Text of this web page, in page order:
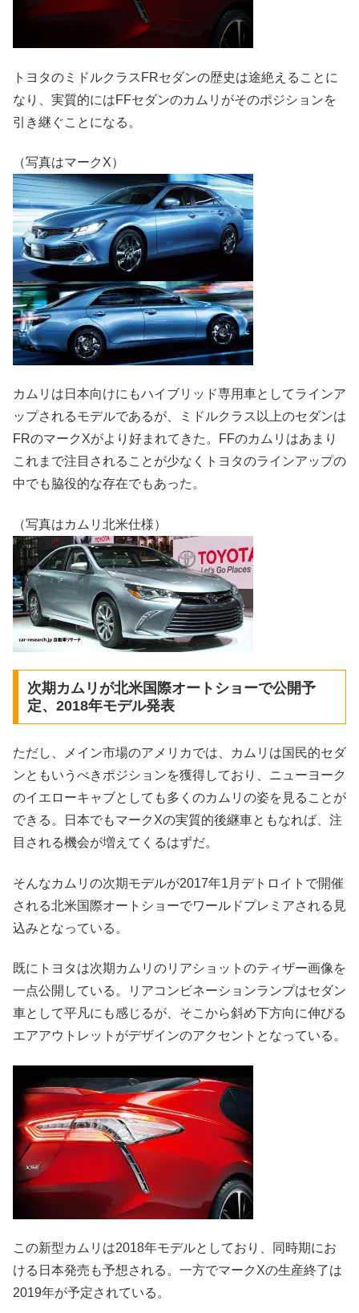
トヨタのミドルクラスFRセダンの歴史は途絶えることに
なり、実質的にはFFセダンのカムリがそのポジションを
引き継ぐことになる。
（写真はマークX）
カムリは日本向けにもハイブリッド専用車としてラインア
ップされるモデルであるが、ミドルクラス以上のセダンは
FRのマークXがより好まれてきた。FFのカムリはあまり
これまで注目されることが少なくトヨタのラインアップの
中でも脇役的な存在でもあった。
（写真はカムリ北米仕様）
次期カムリが北米国際オートショーで公開予
定、2018年モデル発表
ただし、メイン市場のアメリカでは、カムリは国民的セダ
ンともいうべきポジションを獲得しており、ニューヨーク
のイエローキャブとしても多くのカムリの姿を見ることが
できる。日本でもマークXの実質的後継車ともなれば、注
目される機会が増えてくるはずだ。
そんなカムリの次期モデルが2017年1月デトロイトで開催
される北米国際オートショーでワールドプレミアされる見
込みとなっている。
既にトヨタは次期カムリのリアショットのティザー画像を
一点公開している。リアコンビネーションランプはセダン
車として平凡にも感じるが、そこから斜め下方向に伸びる
エアアウトレットがデザインのアクセントとなっている。
この新型カムリは2018年モデルとしており、同時期にお
ける日本発売も予想される。一方でマークXの生産終了は
2019年が予定されている。